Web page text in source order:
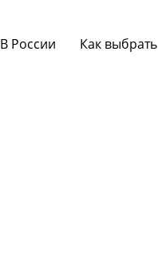
В России Как выбрать